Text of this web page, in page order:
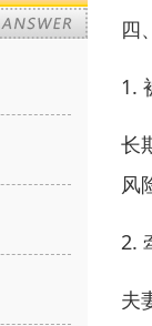
四
1.
长
风
2.
夫